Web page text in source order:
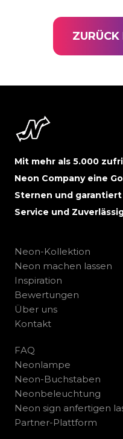
Mit mehr als 5.000
Neon Company eine
Sternen und
Service und
Neon-Kollektion
Neon machen lassen
Inspiration
Bewertungen
Über uns
Kontakt
FAQ
Neonlampe
Neon-Buchstaben
Neonbeleuchtung
Neon sign anfertigen
Partner-Plattform